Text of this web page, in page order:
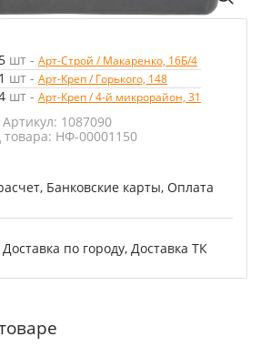
5 шт - Арт-Строй / Макаренко, 16Б/4
1 шт - Арт-Креп / Горького, 148
шт - Арт-Креп / 4-й микрорайон, 31
Артикул: 1087090
товара: НФ-00001150
Банковские карты, Оплата
по городу, Доставка ТК